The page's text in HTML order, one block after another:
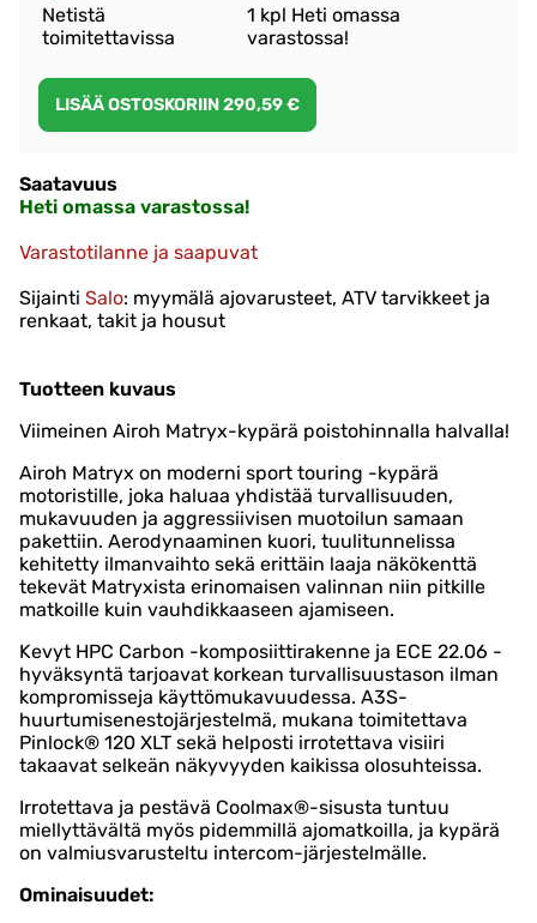
Netistä
toimitettavissa
1 kpl Heti omassa
varastossa!
Saatavuus
Heti omassa varastossa!
Varastotilanne ja saapuvat
Sijainti Salo: myymälä ajovarusteet, ATV tarvikkeet ja
renkaat, takit ja housut
Tuotteen kuvaus
Viimeinen Airoh Matryx-kypärä poistohinnalla halvalla!
Airoh Matryx on moderni sport touring -kypärä
motoristille, joka haluaa yhdistää turvallisuuden,
mukavuuden ja aggressiivisen muotoilun samaan
pakettiin. Aerodynaaminen kuori, tuulitunnelissa
kehitetty ilmanvaihto sekä erittäin laaja näkökenttä
tekevät Matryxista erinomaisen valinnan niin pitkille
matkoille kuin vauhdikkaaseen ajamiseen.
Kevyt HPC Carbon -komposiittirakenne ja ECE 22.06 -
hyväksyntä tarjoavat korkean turvallisuustason ilman
kompromisseja käyttömukavuudessa. A3S-
huurtumisenestojärjestelmä, mukana toimitettava
Pinlock® 120 XLT sekä helposti irrotettava visiiri
takaavat selkeän näkyvyyden kaikissa olosuhteissa.
Irrotettava ja pestävä Coolmax®-sisusta tuntuu
miellyttävältä myös pidemmillä ajomatkoilla, ja kypärä
on valmiusvarusteltu intercom-järjestelmälle.
Ominaisuudet: